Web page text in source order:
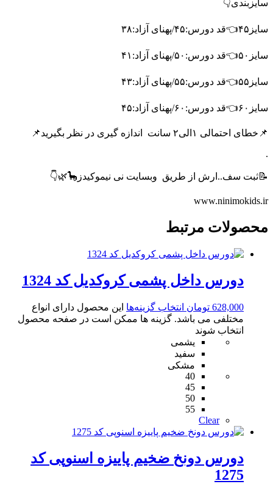
سایزبندی👇
سایز۴۵👈قد دورس:۴۵/پهنای آزاد:۳۸
سایز۵۰👈قد دورس:۵۰/پهنای آزاد:۴۱
سایز۵۵👈قد دورس:۵۵/پهنای آزاد:۴۳
سایز۶۰👈قد دورس:۶۰/پهنای آزاد:۴۵
📌خطای احتمالی ۱الی۲ سانت
اندازه گیری در نظر بگیرید📌
.
📝ثبت سف..ارش از طریق وبسایت نی نیموکیدز🦕🌿👇
www.ninimokids.ir
محصولات مرتبط
دورس داخل پشمی کروکدیل کد 1324
628,000 تومان انتخاب گزینه‌ها این محصول دارای انواع
مختلفی می باشد. گزینه ها ممکن است در صفحه محصول
انتخاب شوند
یشمی
سفید
مشکی
40
45
50
55
Clear
دورس دونخ ضخیم پاییزه اسنوپی کد
1275